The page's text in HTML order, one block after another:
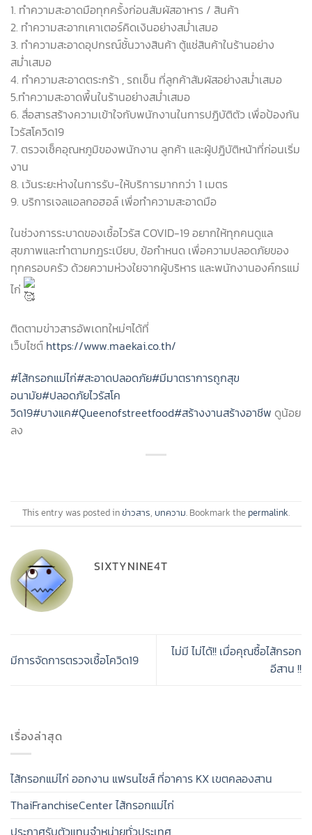
1. ทำความสะอาดมือทุกครั้งก่อนสัมผัสอาหาร / สินค้า
2. ทำความสะอากเคาเตอร์คิดเงินอย่างสม่ำเสมอ
3. ทำความสะอาดอุปกรณ์ชั้นวางสินค้า ตู้แช่สินค้าในร้านอย่าง
สม่ำเสมอ
4. ทำความสะอาดตระกร้า , รถเข็น ที่ลูกค้าสัมผัสอย่างสม่ำเสมอ
5.ทำความสะอาดพื้นในร้านอย่างสม่ำเสมอ
6. สื่อสารสร้างความเข้าใจกับพนักงานในการปฎิบัติตัว เพื่อป้องกัน
ไวรัสโควิด19
7. ตรวจเช็คอุณหภูมิของพนักงาน ลูกค้า และผู้ปฎิบัติหน้าที่ก่อนเริ่ม
งาน
8. เว้นระยะห่างในการรับ-ให้บริการมากกว่า 1 เมตร
9. บริการเจลแอลกอฮอล์ เพื่อทำความสะอาดมือ
ในช่วงการระบาดของเชื้อไวรัส COVID-19 อยากให้ทุกคนดูแล
สุขภาพและทำตามกฎระเบียบ, ข้อกำหนด เพื่อความปลอดภัยของ
ทุกครอบครัว ด้วยความห่วงใยจากผู้บริหาร และพนักงานองค์กรแม่
ไก่
ติดตามข่าวสารอัพเดทใหม่ๆได้ที่
เว็บไซต์ https://www.maekai.co.th/
#ไส้กรอกแม่ไก่#สะอาดปลอดภัย#มีมาตราการถูกสุข
อนามัย#ปลอดภัยไวรัสโค
วิด19#บางแค#Queenofstreetfood#สร้างงานสร้างอาชีพ ดูน้อย
ลง
This entry was posted inข่าวสาร, บทความ. Bookmark the permalink.
SIXTYNINE4T
มีการจัดการตรวจเชื้อโควิด19
ไม่มี ไม่ได้!! เมื่อคุณซื้อไส้กรอก
อีสาน !!
เรื่องล่าสุด
ไส้กรอกแม่ไก่ ออกงาน แฟรนไชส์ ที่อาคาร KX เขตคลองสาน
ThaiFranchiseCenter ไส้กรอกแม่ไก่
ประกาศรับตัวแทนจำหน่ายทั่วประเทศ